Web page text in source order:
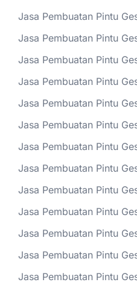
Jasa Pembuatan Pintu
Jasa Pembuatan Pintu
Jasa Pembuatan Pintu
Jasa Pembuatan Pintu
Jasa Pembuatan Pintu
Jasa Pembuatan Pintu
Jasa Pembuatan Pintu
Jasa Pembuatan Pintu
Jasa Pembuatan Pintu
Jasa Pembuatan Pintu
Jasa Pembuatan Pintu
Jasa Pembuatan Pintu
Jasa Pembuatan Pintu